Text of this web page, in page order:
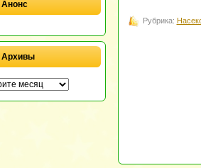
Анонс
Архивы
Рубрика: